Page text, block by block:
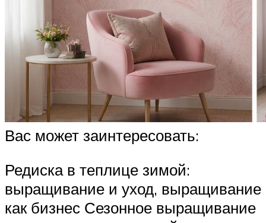
Вас может заинтересовать:
Редиска в теплице зимой:
выращивание и уход, выращивание
как бизнес Сезонное выращивание